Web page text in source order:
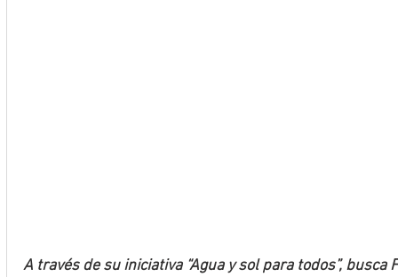
A través de su iniciativa “Agua y sol para todos”, busca